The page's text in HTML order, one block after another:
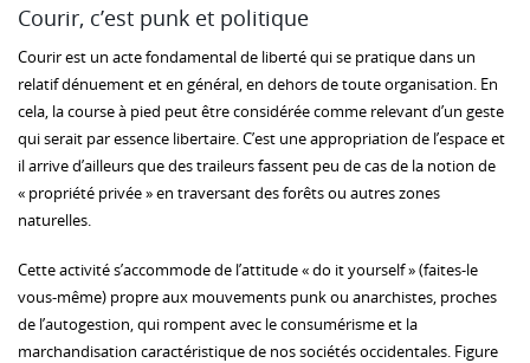
Courir, c’est punk et politique
Courir est un acte fondamental de liberté qui se pratique dans un
relatif dénuement et en général, en dehors de toute organisation. En
cela, la course à pied peut être considérée comme relevant d’un geste
qui serait par essence libertaire. C’est une appropriation de l’espace et
il arrive d’ailleurs que des traileurs fassent peu de cas de la notion de
« propriété privée » en traversant des forêts ou autres zones
naturelles.
Cette activité s’accommode de l’attitude « do it yourself » (faites-le
vous-même) propre aux mouvements punk ou anarchistes, proches
de l’autogestion, qui rompent avec le consumérisme et la
marchandisation caractéristique de nos sociétés occidentales. Figure